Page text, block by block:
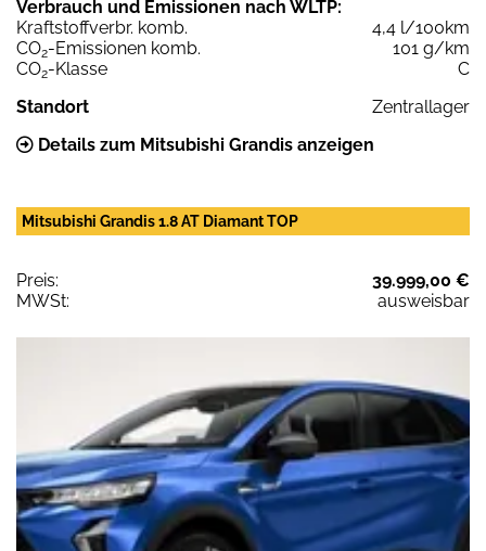
Verbrauch und Emissionen nach WLTP:
Kraftstoffverbr. komb.
4,4 l/100km
CO2-Emissionen komb.
101 g/km
CO2-Klasse
C
Standort
Zentrallager
Details zum Mitsubishi Grandis anzeigen
Mitsubishi Grandis 1.8 AT Diamant TOP
Preis:
39.999,00 €
MWSt:
ausweisbar